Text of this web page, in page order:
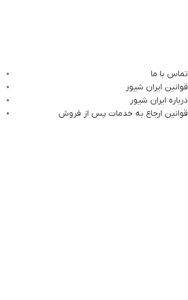
تماس با ما
قوانین ایران شیور
درباره ایران شیور
قوانین ارجاع به خدمات پس از فروش